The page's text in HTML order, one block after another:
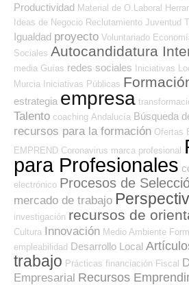
Productividad Material de O.Laboral
Ideas de Negocio Reclutamiento Juventud
Igualdad proyecto Voluntariado
Sociales Autocandidatura
media Guías redes sociales Iniciativas
Murcia Iniciativas Públicas
estrategia empresa
Talento coaching Andalucía Búsqueda
recursos para la formación Ofertas
EMPREND Coronavirus marca profesional
para Profesionales
electrónico Procesos de
mercado de trabajo
investigación recursos de
Cultura Innovación Medio Ambiente
empleabilidad Desarrollo Local
trabajo Prácticas financiación Fiscal
Empresarial Recursos